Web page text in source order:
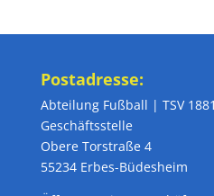
Postadresse:
Abteilung Fußball | TSV
Geschäftsstelle
Obere Torstraße 4
55234 Erbes-Büdesheim